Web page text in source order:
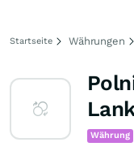
Startseite Währungen
Währung